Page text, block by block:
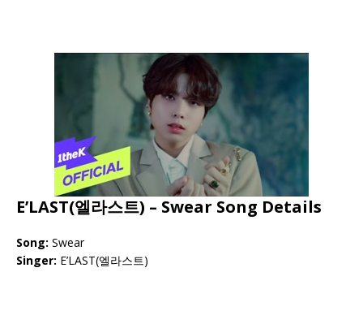
E’LAST(엘라스트) – Swear Song Details
Song: Swear
Singer: E’LAST(엘라스트)